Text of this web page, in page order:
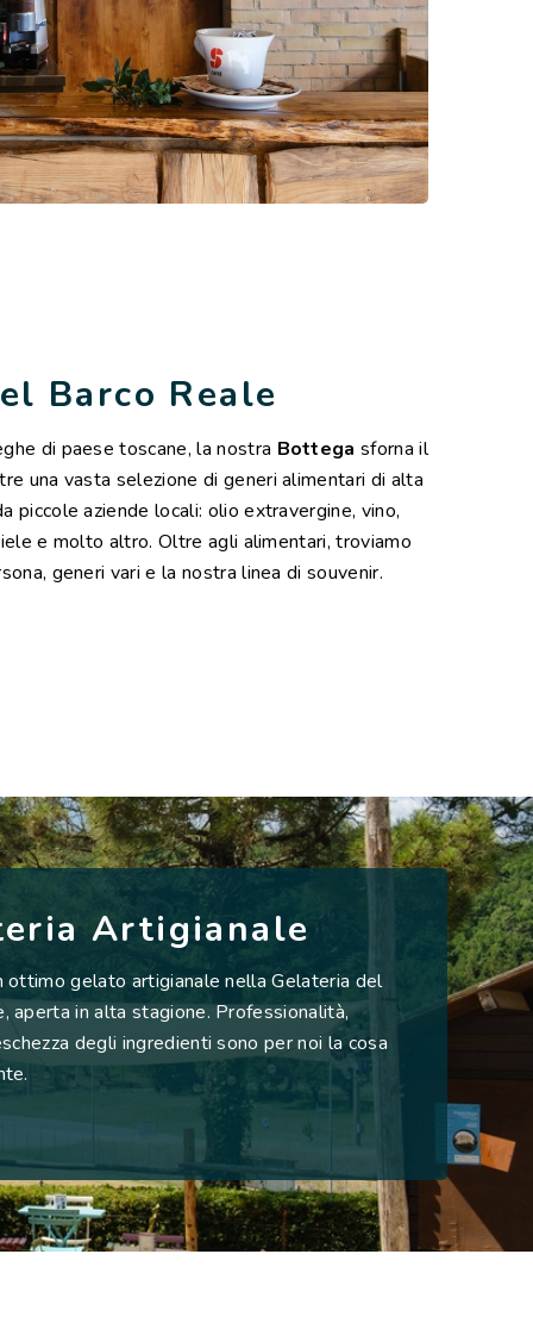
Barco Reale
di paese toscane, la nostra Bottega sforna il
una vasta selezione di generi alimentari di alta
piccole aziende locali: olio extravergine, vino,
e molto altro. Oltre agli alimentari, troviamo
generi vari e la nostra linea di souvenir.
Artigianale
ottimo gelato artigianale nella Gelateria del
aperta in alta stagione. Professionalità,
degli ingredienti sono per noi la cosa